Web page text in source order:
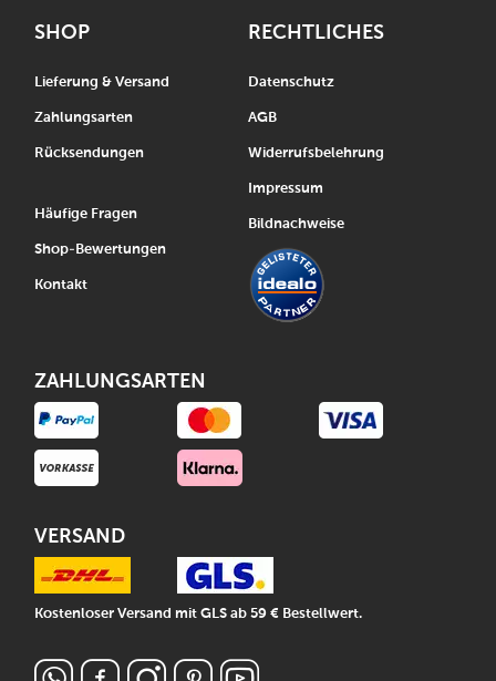
SHOP
Lieferung & Versand
Zahlungsarten
Rücksendungen
Häufige Fragen
Shop-Bewertungen
Kontakt
RECHTLICHES
Datenschutz
AGB
Widerrufsbelehrung
Impressum
Bildnachweise
ZAHLUNGSARTEN
VERSAND
Kostenloser Versand mit GLS ab 59 € Bestellwert.